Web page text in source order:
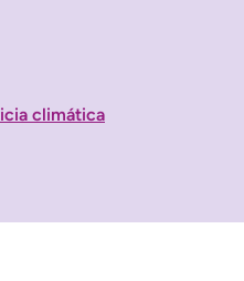
climática